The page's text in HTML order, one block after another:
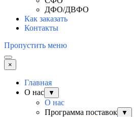
ДФО/ДВФО
Как заказать
Контакты
Пропустить меню
×
Главная
О нас
▼
О нас
Программа поставок
▼